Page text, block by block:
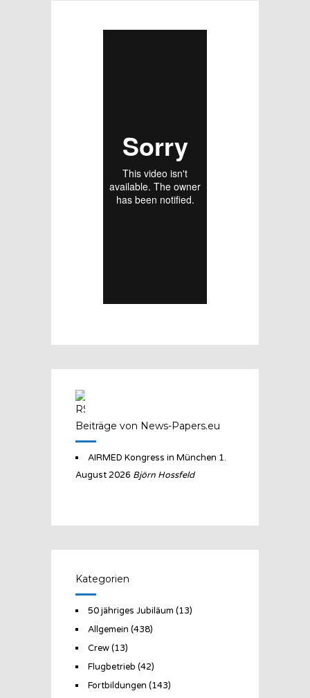
Beiträge von News-Papers.eu
AIRMED Kongress in München 1.
August 2026 Björn Hossfeld
Kategorien
50 jähriges Jubiläum (13)
Allgemein (438)
Crew(13)
Flugbetrieb (42)
Fortbildungen (143)